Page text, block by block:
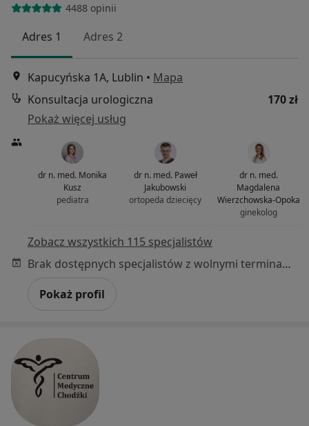
4488 opinii
Adres 1 Adres 2
Kapucyńska 1A, Lublin • Mapa
Konsultacja urologiczna
170 zł
Pokaż więcej usług
dr n. med. Monika
Kusz
pediatra
dr n. med. Paweł
Jakubowski
ortopeda dziecięcy
dr n. med.
Magdalena
Wierzchowska-Opoka
ginekolog
Zobacz wszystkich 115 specjalistów
Brak dostępnych specjalistów z wolnymi terminami w tym centrum medycznym.
Pokaż profil